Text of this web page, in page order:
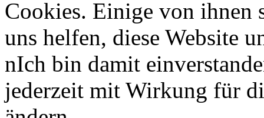
Cookies. Einige von ihnen
uns helfen, diese Website
nIch bin damit
jederzeit mit Wirkung für